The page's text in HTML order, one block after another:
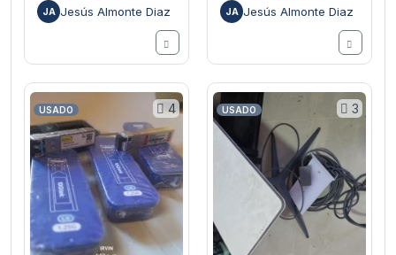
JA Jesús Almonte Diaz JA Jesús Almonte Diaz
4
USADO 3
USADO